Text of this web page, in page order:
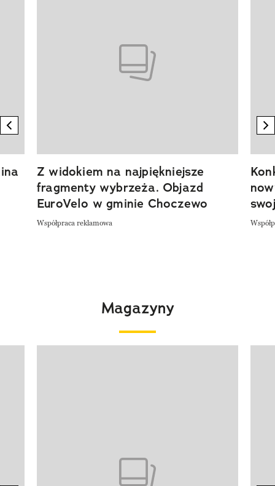
previous element
Z widokiem na najpiękniejsze
fragmenty wybrzeża. Objazd
EuroVelo w gminie Choczewo
Współpraca reklamowa
Magazyny